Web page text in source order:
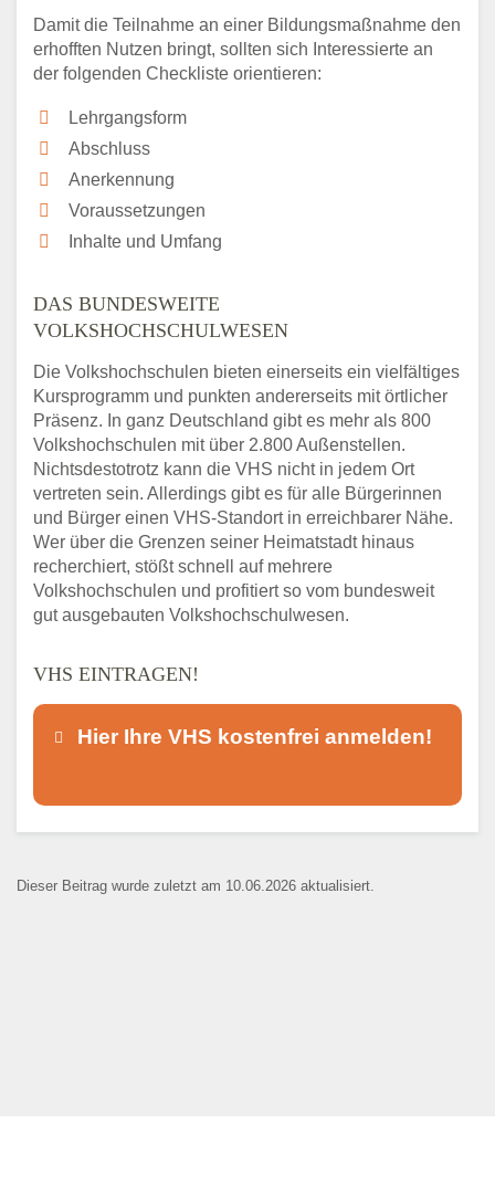
Damit die Teilnahme an einer Bildungsmaßnahme den
erhofften Nutzen bringt, sollten sich Interessierte an
der folgenden Checkliste orientieren:
Lehrgangsform
Abschluss
Anerkennung
Voraussetzungen
Inhalte und Umfang
DAS BUNDESWEITE
VOLKSHOCHSCHULWESEN
Die Volkshochschulen bieten einerseits ein vielfältiges
Kursprogramm und punkten andererseits mit örtlicher
Präsenz. In ganz Deutschland gibt es mehr als 800
Volkshochschulen mit über 2.800 Außenstellen.
Nichtsdestotrotz kann die VHS nicht in jedem Ort
vertreten sein. Allerdings gibt es für alle Bürgerinnen
und Bürger einen VHS-Standort in erreichbarer Nähe.
Wer über die Grenzen seiner Heimatstadt hinaus
recherchiert, stößt schnell auf mehrere
Volkshochschulen und profitiert so vom bundesweit
gut ausgebauten Volkshochschulwesen.
VHS EINTRAGEN!
Hier Ihre VHS kostenfrei anmelden!
Kontaktaufnahme und ist nicht
Dieser Beitrag wurde zuletzt am 10.06.2026 aktualisiert.